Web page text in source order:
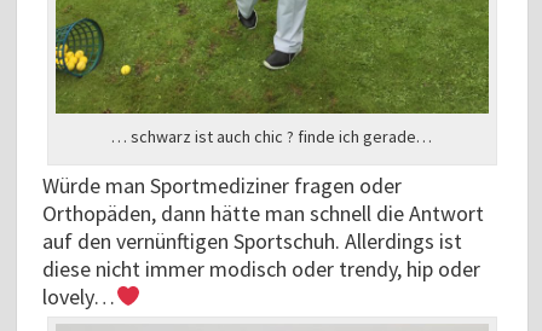
… schwarz ist auch chic ? finde ich gerade…
Würde man Sportmediziner fragen oder
Orthopäden, dann hätte man schnell die Antwort
auf den vernünftigen Sportschuh. Allerdings ist
diese nicht immer modisch oder trendy, hip oder
lovely…